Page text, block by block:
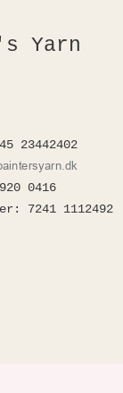
Yarn
23442402
0416
:
7241 1112492